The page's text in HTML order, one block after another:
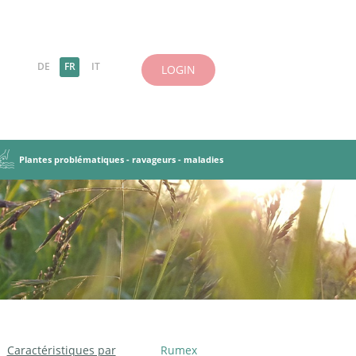
DE FR IT LOGIN
de base Objectifs et principes
et pâturages
légumineuses
des PT Cultures dérobées
Plantes problématiques - ravageurs - maladies
Ravageurs, maladies
Caractéristiques par
Rumex